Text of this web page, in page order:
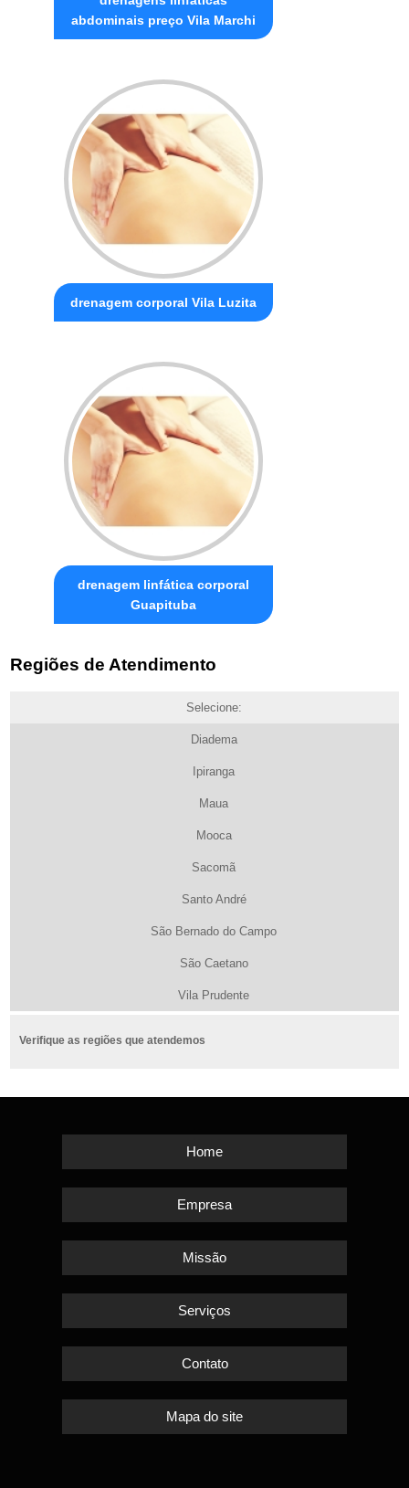
abdominais preço Vila Marchi
drenagem corporal Vila Luzita
drenagem linfática corporal
Guapituba
Regiões de Atendimento
Selecione:
Diadema
Ipiranga
Maua
Mooca
Sacomã
Santo André
São Bernado do Campo
São Caetano
Vila Prudente
Verifique as regiões que atendemos
Home
Empresa
Missão
Serviços
Contato
Mapa do site